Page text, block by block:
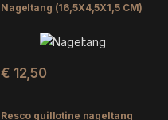
Nageltang (16,5X4,5X1,5 CM)
€ 12,50
Resco guillotine nageltang